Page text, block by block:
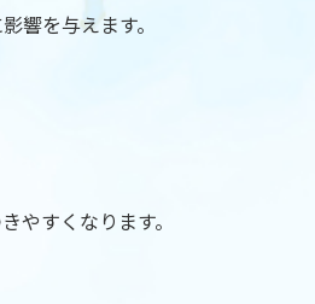
響を与えます。
やすくなります。